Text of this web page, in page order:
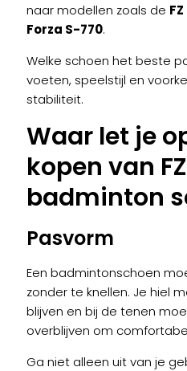
naar modellen zoals de
Forza S-770.
Welke schoen het beste
voeten, speelstijl en
stabiliteit.
Waar let je
kopen van
badminton
Pasvorm
Een badmintonschoen
zonder te knellen. Je hiel
blijven en bij de tenen
overblijven om
Ga niet alleen uit van je